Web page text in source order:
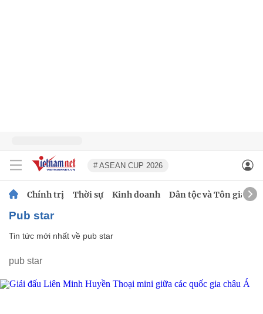
# ASEAN CUP 2026
Chính trị Thời sự Kinh doanh Dân tộc và Tôn giáo
pub star
Tin tức mới nhất về pub star
pub star